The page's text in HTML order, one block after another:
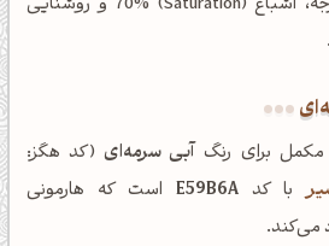
برای رنگ آبی سرمه‌ای(کد هگز:
با کد E59B6A است که هارمونی
می‌کند.